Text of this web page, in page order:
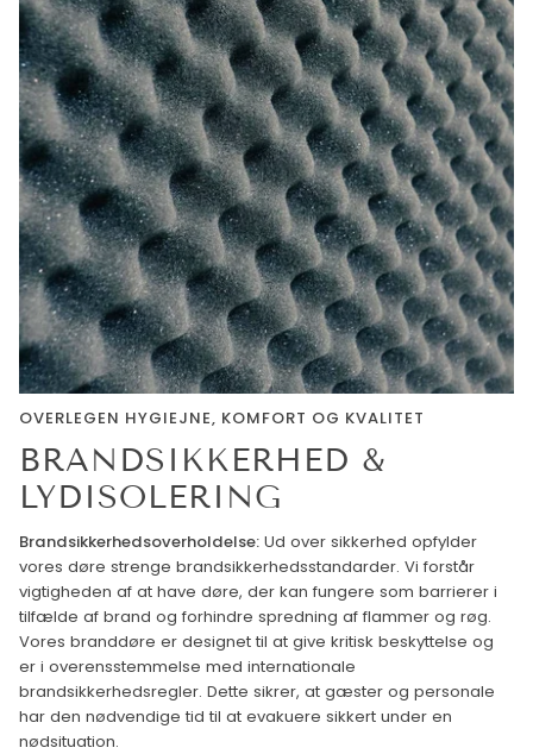
OVERLEGEN HYGIEJNE, KOMFORT OG KVALITET
BRANDSIKKERHED &
LYDISOLERING
Brandsikkerhedsoverholdelse: Ud over sikkerhed opfylder
vores døre strenge brandsikkerhedsstandarder. Vi forstår
vigtigheden af at have døre, der kan fungere som barrierer i
tilfælde af brand og forhindre spredning af flammer og røg.
Vores branddøre er designet til at give kritisk beskyttelse og
er i overensstemmelse med internationale
brandsikkerhedsregler. Dette sikrer, at gæster og personale
har den nødvendige tid til at evakuere sikkert under en
nødsituation.